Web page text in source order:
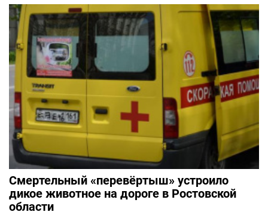
Смертельный «перевёртыш» устроило
дикое животное на дороге в Ростовской
области